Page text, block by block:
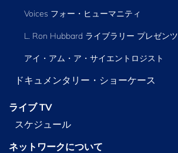
Voices フォー・ヒューマニティ
L. Ron Hubbard ライブラリー プレゼンツ
アイ・アム・ア・サイエントロジスト
ドキュメンタリー・ショーケース
ライブ TV
スケジュール
ネットワークについて